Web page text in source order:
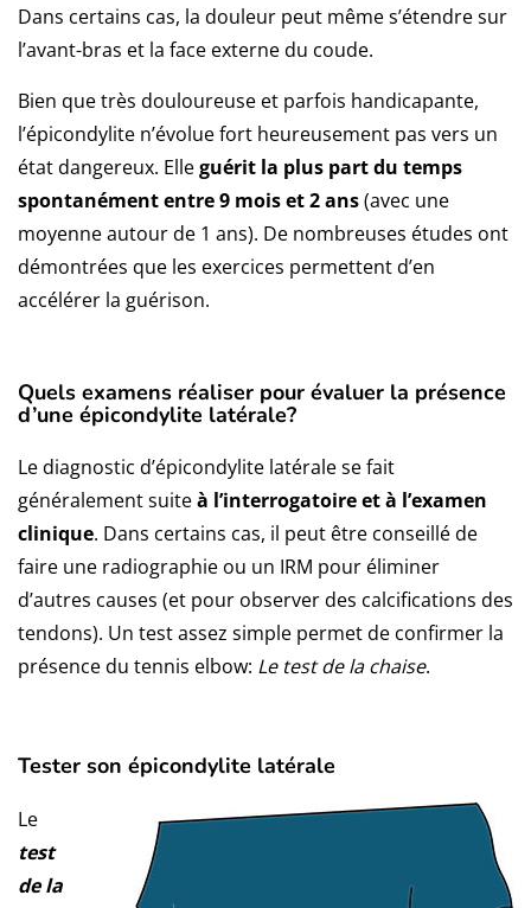
Dans certains cas, la douleur peut même s’étendre sur
l’avant-bras et la face externe du coude.
Bien que très douloureuse et parfois handicapante,
l’épicondylite n’évolue fort heureusement pas vers un
état dangereux. Elleguérit la plus part du temps
spontanément entre 9 mois et 2 ans(avec une
moyenne autour de 1 ans). De nombreuses études ont
démontrées que les exercices permettent d’en
accélérer la guérison.
Quels examens réaliser pour évaluer la présence
d’une épicondylite latérale?
Le diagnostic d’épicondylite latérale se fait
généralement suiteà l’interrogatoire et à l’examen
clinique. Dans certains cas, il peut être conseillé de
faire une radiographie ou un IRM pour éliminer
d’autres causes (et pour observer des calcifications des
tendons). Un test assez simple permet de confirmer la
présence du tennis elbow: Le test de la chaise.
Tester son épicondylite latérale
Le
test
de la